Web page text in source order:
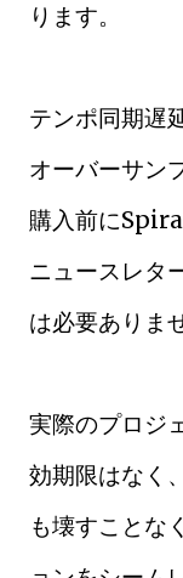
ります。
テンポ同期遅
オーバーサン
購入前に
ニュースレタ
は必要ありま
実際のプロジ
効期限はなく
も壊すことな